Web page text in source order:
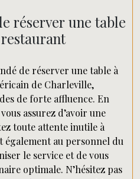
réserver une table
restaurant
de réserver une table à
de Charleville,
de forte affluence. En
assurez d’avoir une
toute attente inutile à
au personnel du
le service et de vous
optimale. N’hésitez pas